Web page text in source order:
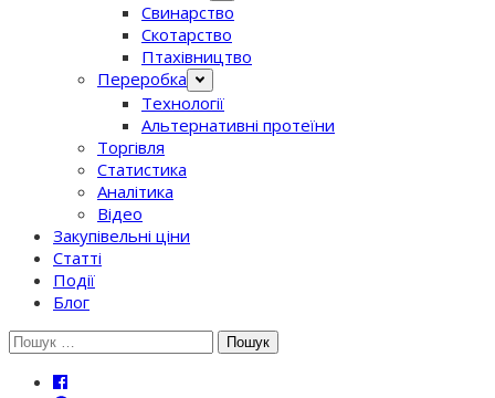
Свинарство
Скотарство
Птахівництво
Переробка
Технології
Альтернативні протеїни
Торгівля
Статистика
Аналітика
Відео
Закупівельні ціни
Статті
Події
Блог
Шукати: